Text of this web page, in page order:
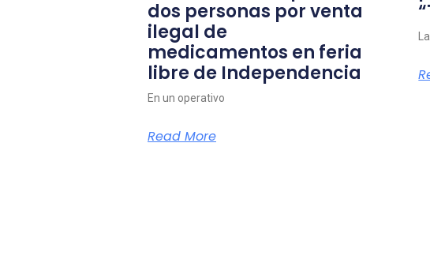
dos personas por venta
ilegal de
medicamentos en feria
libre de Independencia
En un operativo
Read More